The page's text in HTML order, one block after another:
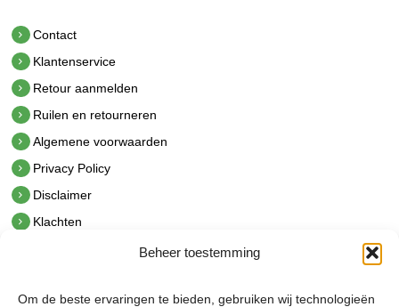
Beheer toestemming
Om de beste ervaringen te bieden, gebruiken wij technologieën
Contact
Klantenservice
Retour aanmelden
Ruilen en retourneren
Algemene voorwaarden
Privacy Policy
Disclaimer
Klachten
hetindustriehuis B.V.